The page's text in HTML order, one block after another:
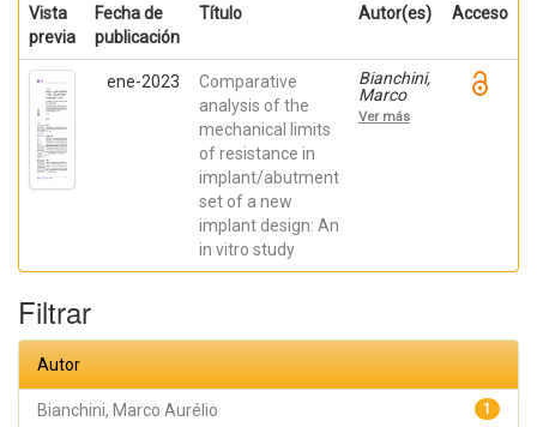
Vista
previa
Fecha de
publicación
Título Autor(es) Acceso
ene-2023
Comparative
analysis of the
mechanical limits
of resistance in
implant/abutment
set of a new
implant design: An
in vitro study
Bianchini,
Marco
Aurélio;
Silva
Ver más
Filtrar
Autor
1
Bianchini, Marco Aurélio